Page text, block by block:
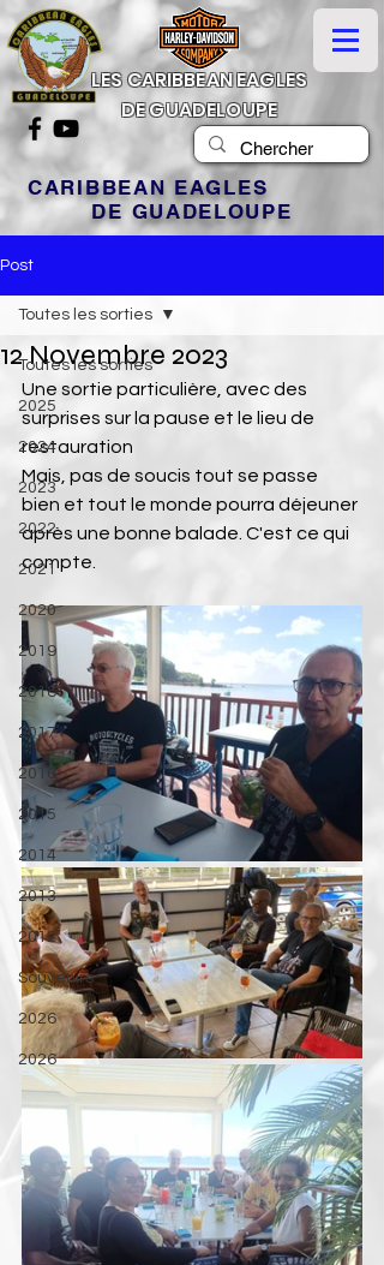
LES CARIBBEAN EAGLES
DE GUADELOUPE
CARIBBEAN EAGLES
DE GUADELOUPE
Post
Toutes les sorties
2025
2024
2023
2022
2021
2020
2019
2018
2017
2016
2015
2014
2013
2012
Souvenirs
2026
2026
Toutes les sorties
12 Novembre 2023
Une sortie particulière, avec des
surprises sur la pause et le lieu de
restauration
Mais, pas de soucis tout se passe
bien et tout le monde pourra déjeuner
après une bonne balade. C'est ce qui
compte.